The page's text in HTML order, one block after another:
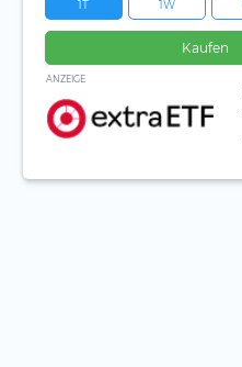
1T 1W
Kaufen
ANZEIGE